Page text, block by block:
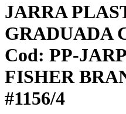
JARRA
GRADUADA
Cod: PP-
FISHER
#1156/4